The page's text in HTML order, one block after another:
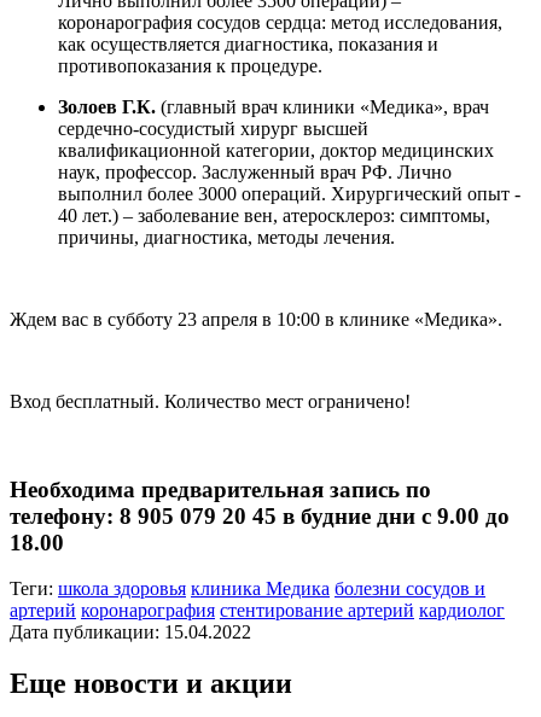
коронарография сосудов сердца: метод исследования,
как осуществляется диагностика, показания и
противопоказания к процедуре.
Золоев Г.К. (главный врач клиники «Медика», врач
сердечно-сосудистый хирург высшей
квалификационной категории, доктор медицинских
наук, профессор. Заслуженный врач РФ. Лично
выполнил более 3000 операций. Хирургический опыт -
40 лет.) – заболевание вен, атеросклероз: симптомы,
причины, диагностика, методы лечения.
Ждем вас в субботу 23 апреля в 10:00 в клинике «Медика».
Вход бесплатный. Количество мест ограничено!
Необходима предварительная запись по
телефону: 8 905 079 20 45 в будние дни с 9.00 до
18.00
Теги: школа здоровья клиника Медика болезни сосудов и
артерий коронарография стентирование артерий кардиолог
Дата публикации: 15.04.2022
Еще новости и акции